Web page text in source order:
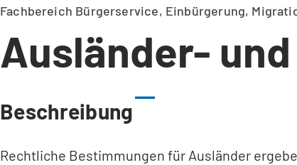
Fachbereich Bürgerservice, Einbürgerung,
Ausländer-
Beschreibung
Rechtliche Bestimmungen für Ausländer